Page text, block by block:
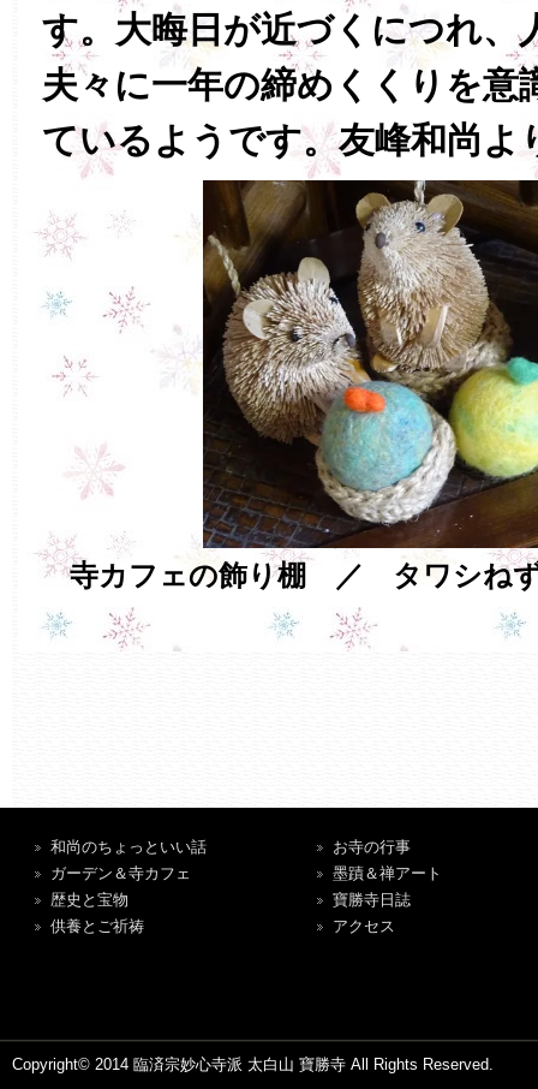
す。大晦日が近づくにつれ、
夫々に一年の締めくくりを意
ているようです。友峰和尚よ
寺カフェの飾り棚 ／ タワシね
和尚のちょっといい話
ガーデン＆寺カフェ
歴史と宝物
供養とご祈祷
お寺の行事
墨蹟＆禅アート
寶勝寺日誌
アクセス
Copyright© 2014 臨済宗妙心寺派 太白山 寶勝寺 All Rights Reserved.